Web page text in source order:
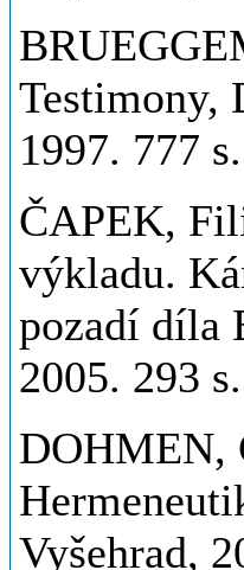
Testimony,
1997. 777
ČAPEK,
výkladu.
pozadí díla
2005. 293
DOHMEN,
Vyšehrad,